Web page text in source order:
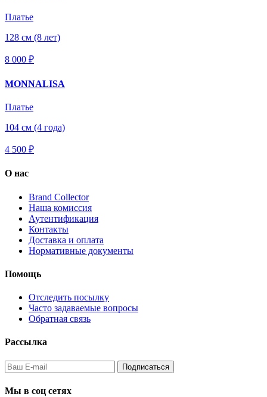
Платье
128 см (8 лет)
8 000 ₽
MONNALISA
Платье
104 см (4 года)
4 500 ₽
О нас
Brand Collector
Наша комиссия
Аутентификация
Контакты
Доставка и оплата
Нормативные документы
Помощь
Отследить посылку
Часто задаваемые вопросы
Обратная связь
Рассылка
Подписаться
Мы в соц сетях